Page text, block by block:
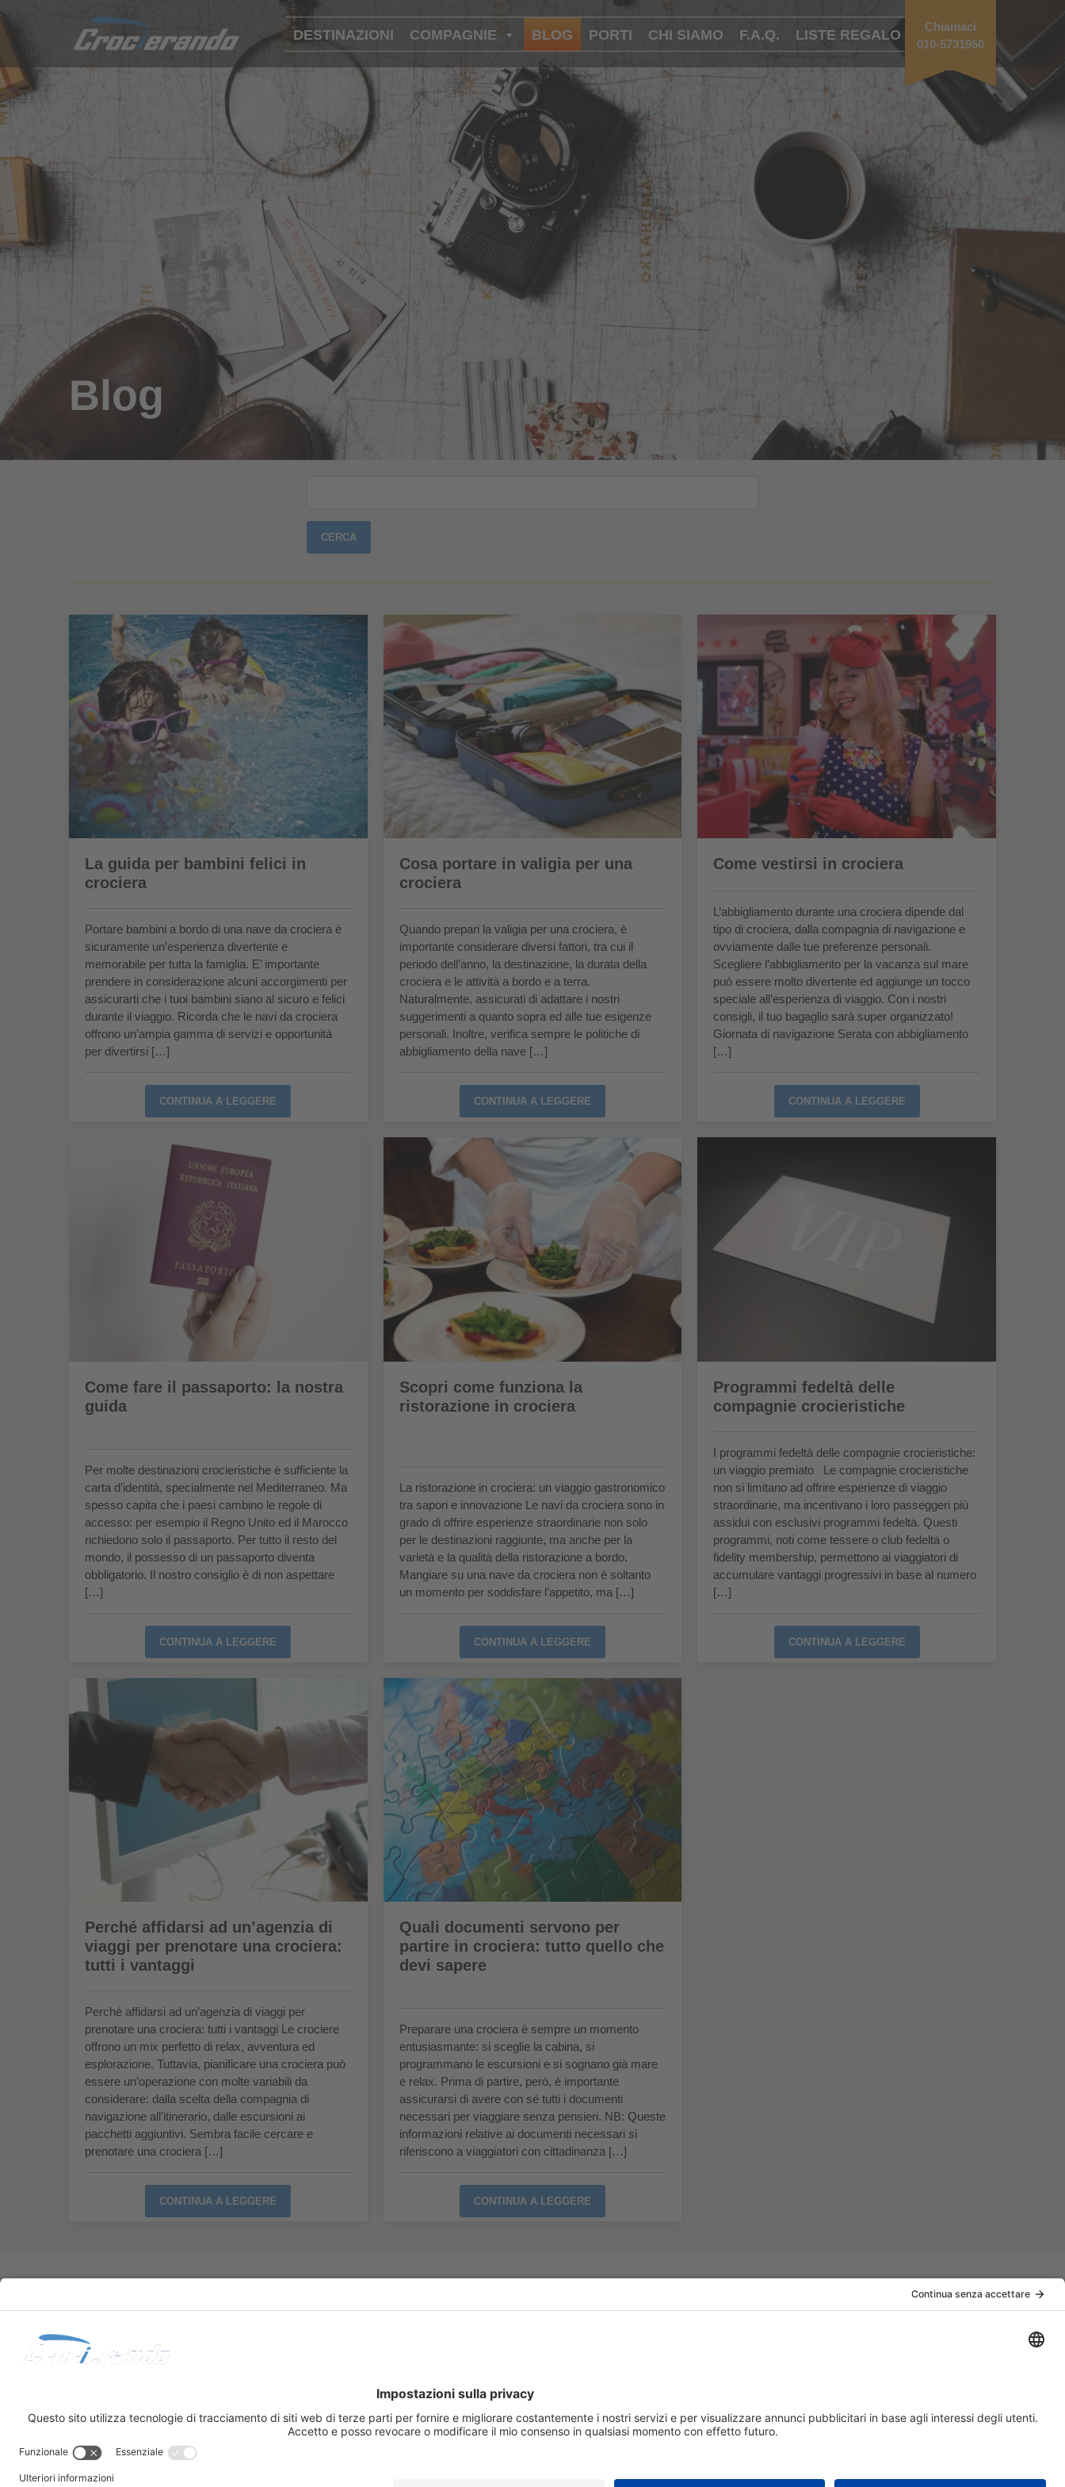
DESTINAZIONI COMPAGNIE BLOG PORTI CHI SIAMO F.A.Q. LISTE REGALO
Chiamaci
010-5731950
Blog
La guida per bambini felici in
crociera
Portare bambini a bordo di una nave da crociera è
sicuramente un’esperienza divertente e
memorabile per tutta la famiglia. E’ importante
prendere in considerazione alcuni accorgimenti per
assicurarti che i tuoi bambini siano al sicuro e felici
durante il viaggio. Ricorda che le navi da crociera
offrono un’ampia gamma di servizi e opportunità
per divertirsi […]
CONTINUA A LEGGERE
Cosa portare in valigia per una
crociera
Quando prepari la valigia per una crociera, è
importante considerare diversi fattori, tra cui il
periodo dell’anno, la destinazione, la durata della
crociera e le attività a bordo e a terra.
Naturalmente, assicurati di adattare i nostri
suggerimenti a quanto sopra ed alle tue esigenze
personali. Inoltre, verifica sempre le politiche di
abbigliamento della nave […]
CONTINUA A LEGGERE
Come vestirsi in crociera
L’abbigliamento durante una crociera dipende dal
tipo di crociera, dalla compagnia di navigazione e
ovviamente dalle tue preferenze personali.
Scegliere l’abbigliamento per la vacanza sul mare
può essere molto divertente ed aggiunge un tocco
speciale all’esperienza di viaggio. Con i nostri
consigli, il tuo bagaglio sarà super organizzato!
Giornata di navigazione Serata con abbigliamento
[…]
CONTINUA A LEGGERE
Come fare il passaporto: la nostra
guida
Per molte destinazioni crocieristiche è sufficiente la
carta d’identità, specialmente nel Mediterraneo. Ma
spesso capita che i paesi cambino le regole di
accesso: per esempio il Regno Unito ed il Marocco
richiedono solo il passaporto. Per tutto il resto del
mondo, il possesso di un passaporto diventa
obbligatorio. Il nostro consiglio è di non aspettare
[…]
CONTINUA A LEGGERE
Scopri come funziona la
ristorazione in crociera
La ristorazione in crociera: un viaggio gastronomico
tra sapori e innovazione Le navi da crociera sono in
grado di offrire esperienze straordinarie non solo
per le destinazioni raggiunte, ma anche per la
varietà e la qualità della ristorazione a bordo.
Mangiare su una nave da crociera non è soltanto
un momento per soddisfare l’appetito, ma […]
CONTINUA A LEGGERE
Programmi fedeltà delle
compagnie crocieristiche
I programmi fedeltà delle compagnie crocieristiche:
un viaggio premiato Le compagnie crocieristiche
non si limitano ad offrire esperienze di viaggio
straordinarie, ma incentivano i loro passeggeri più
assidui con esclusivi programmi fedeltà. Questi
programmi, noti come tessere o club fedeltà o
fidelity membership, permettono ai viaggiatori di
accumulare vantaggi progressivi in base al numero
[…]
CONTINUA A LEGGERE
Perché affidarsi ad un’agenzia di
viaggi per prenotare una crociera:
tutti i vantaggi
Perché affidarsi ad un’agenzia di viaggi per
prenotare una crociera: tutti i vantaggi Le crociere
offrono un mix perfetto di relax, avventura ed
esplorazione. Tuttavia, pianificare una crociera può
essere un’operazione con molte variabili da
considerare: dalla scelta della compagnia di
navigazione all’itinerario, dalle escursioni ai
pacchetti aggiuntivi. Sembra facile cercare e
prenotare una crociera […]
CONTINUA A LEGGERE
Quali documenti servono per
partire in crociera: tutto quello che
devi sapere
Preparare una crociera è sempre un momento
entusiasmante: si sceglie la cabina, si
programmano le escursioni e si sognano già mare
e relax. Prima di partire, però, è importante
assicurarsi di avere con sé tutti i documenti
necessari per viaggiare senza pensieri. NB: Queste
informazioni relative ai documenti necessari si
riferiscono a viaggiatori con cittadinanza […]
CONTINUA A LEGGERE
Via Brigata Liguria 4, 16121 Genova GE
Whatsapp: +393893452449